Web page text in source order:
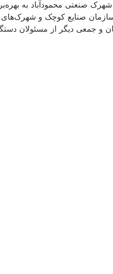
صنایع کوچک و
و جمعی دیگر از مسئولان